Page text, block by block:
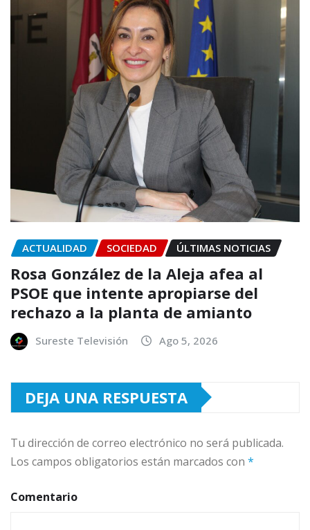
ACTUALIDAD SOCIEDAD ÚLTIMAS NOTICIAS
Rosa González de la Aleja afea al
PSOE que intente apropiarse del
rechazo a la planta de amianto
Sureste Televisión Ago 5, 2026
DEJA UNA RESPUESTA
Tu dirección de correo electrónico no será publicada.
Los campos obligatorios están marcados con *
Comentario